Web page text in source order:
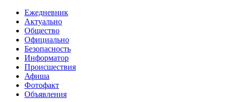
Ежедневник
Актуально
Общество
Официально
Безопасность
Информатор
Происшествия
Афиша
Фотофакт
Объявления